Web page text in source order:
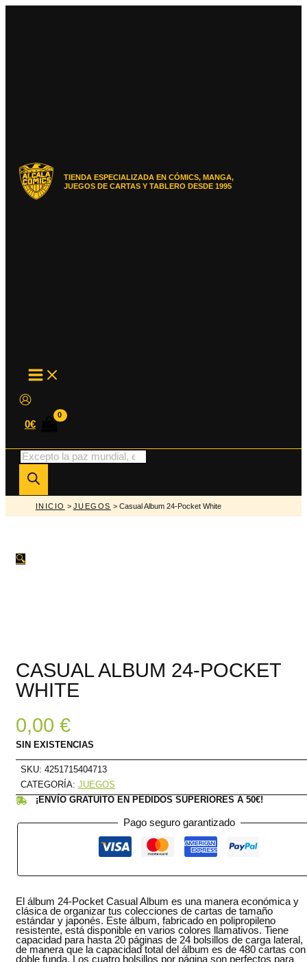
TIENDA ESPECIALIZADA EN CÓMICS, MANGA,
JUEGOS DE CARTAS Y TABLERO DESDE 1995
MAIN
MENU
0€
Búsqueda
de
productos
INICIO > JUEGOS > Casual Album 24-Pocket White
🔍
CASUAL ALBUM 24-POCKET
WHITE
0,00 €
SIN EXISTENCIAS
SKU: 4251715404713
CATEGORÍA: JUEGOS
¡ENVÍO GRATUITO EN PEDIDOS SUPERIORES A 50€!
Pago seguro garantizado
El álbum 24-Pocket Casual Album es una manera económica y
clásica de organizar tus colecciones de cartas de tamaño
estándar y japonés. Este álbum, fabricado en polipropileno
resistente, está disponible en varios colores llamativos. Tiene
capacidad para hasta 20 páginas de 24 bolsillos de carga lateral,
de manera que la capacidad total del álbum es de 480 cartas con
doble funda. Los cuatro bolsillos por página son perfectos para